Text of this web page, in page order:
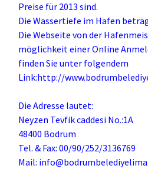
Preise für 2013 sind.
Die Wassertiefe im Hafen
Die Webseite von der
möglichkeit einer Online
finden Sie unter folgendem
Link:http://
Die Adresse lautet:
Neyzen Tevfik caddesi No.:1A
48400 Bodrum
Tel. & Fax: 00/90/252/3136769
Mail: